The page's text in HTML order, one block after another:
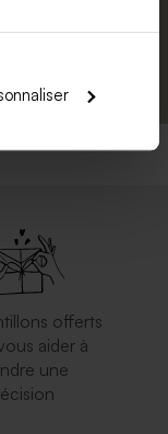
offerts
aider à
une